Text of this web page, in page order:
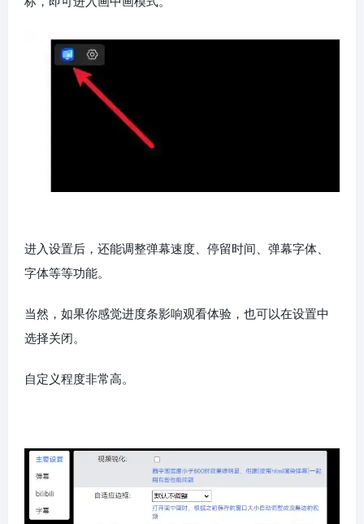
进入设置后，还能调整弹幕速度、停留时间、弹幕字体、
字体等等功能。
当然，如果你感觉进度条影响观看体验，也可以在设置中
选择关闭。
自定义程度非常高。